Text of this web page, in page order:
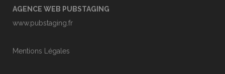
AGENCE WEB PUBSTAGING
www.pubstaging.fr
Mentions Légales